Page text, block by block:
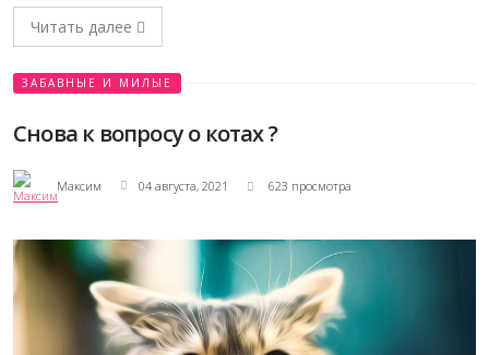
Читать далее
ЗАБАВНЫЕ И МИЛЫЕ
Снова к вопросу о котах ?
Максим 04 августа, 2021 623 просмотра